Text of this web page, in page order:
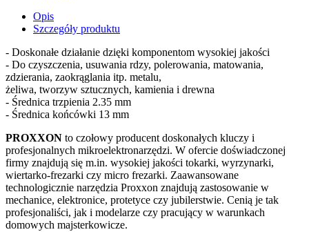
Opis
Szczegóły produktu
- Doskonałe działanie dzięki komponentom wysokiej jakości
- Do czyszczenia, usuwania rdzy, polerowania, matowania,
zdzierania, zaokrąglania itp. metalu,
żeliwa, tworzyw sztucznych, kamienia i drewna
- Średnica trzpienia 2.35 mm
- Średnica końcówki 13 mm
PROXXON to czołowy producent doskonałych kluczy i
profesjonalnych mikroelektronarzędzi. W ofercie doświadczonej
firmy znajdują się m.in. wysokiej jakości tokarki, wyrzynarki,
wiertarko-frezarki czy micro frezarki. Zaawansowane
technologicznie narzędzia Proxxon znajdują zastosowanie w
mechanice, elektronice, protetyce czy jubilerstwie. Cenią je tak
profesjonaliści, jak i modelarze czy pracujący w warunkach
domowych majsterkowicze.